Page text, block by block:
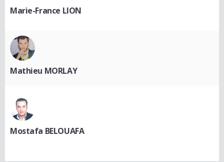
Marie-France LION
Mathieu MORLAY
Mostafa BELOUAFA